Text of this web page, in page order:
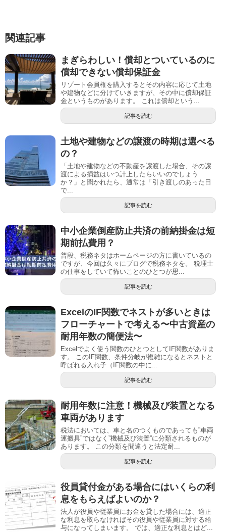
関連記事
まぎらわしい！償却とついているのに
償却できない償却保証金
リゾート会員権を購入するとその内容に応じて土地
や建物などに分けていきますが、その中に償却保証
金というものがあります。 これは償却という...
記事を読む
土地や建物などの譲渡の時期は選べる
の？
「土地や建物などの不動産を譲渡した場合、その譲
渡による損益はいつ計上したらいいのでしょう
か？」と聞かれたら、通常は「引き渡しのあった日
で...
記事を読む
中小企業倒産防止共済の前納掛金は短
期前払費用？
普段、税務ネタはホームページの方に書いているの
ですが、今回は久々にブログで税務ネタを。 税理士
の仕事をしていて怖いことのひとつが思...
記事を読む
ExcelのIF関数でネストが多いときは
フローチャートで考える〜中古資産の
耐用年数の簡便法〜
Excelでよく使う関数のひとつとしてIF関数がありま
す。 このIF関数、条件分岐が複雑になるとネストと
呼ばれる入れ子（IF関数の中に...
記事を読む
耐用年数に注意！機械及び装置となる
車両があります
税法においては、車と名のつくものであっても”車両
運搬具”ではなく”機械及び装置”に分類されるものが
あります。 この分類を間違うと法定耐...
記事を読む
役員貸付金がある場合にはいくらの利
息をもらえばよいのか？
法人が役員や従業員にお金を貸した場合には、適正
な利息を取らなければその役員や従業員に対する給
与になってしまいます。 では、適正な利息とはど...